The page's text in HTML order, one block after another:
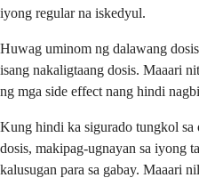
iyong regular na iskedyul.
Huwag uminom ng dalawang
isang nakaligtaang dosis. Maaari
ng mga side effect nang hindi
Kung hindi ka sigurado tungkol sa
dosis, makipag-ugnayan sa iyong
kalusugan para sa gabay. Maaari